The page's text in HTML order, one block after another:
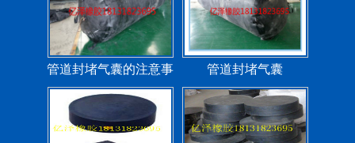
矩形板式橡胶支座 圆形板式橡胶支座